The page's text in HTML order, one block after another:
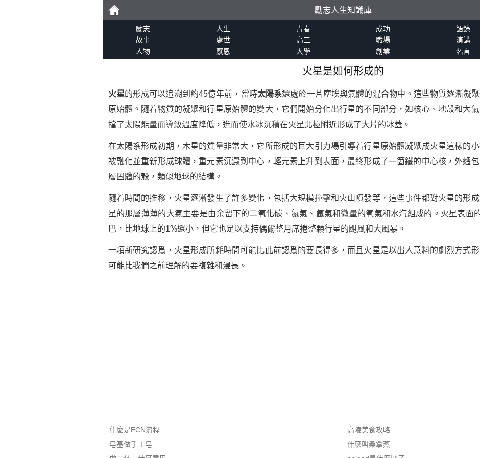
勵
勵志人生知識庫
勵志 人生 青春 成功 語錄
故事
處世 高三 職場 演講
人物
感恩 大學 創業 名言
火星是如何形成的
火星的形成可以追溯到約45億年前，當時太陽系還處於一片塵埃與氣體的混合物中。這些物質逐漸凝
原始體。隨着物質的凝聚和行星原始體的變大，它們開始分化出行星的不同部分，如核心、地殼和大
擋了太陽能量而導致溫度降低，進而使水冰沉積在火星北極附近形成了大片的冰蓋。
在太陽系形成初期，木星的質量非常大，它所形成的巨大引力場引導着行星原始體凝聚成火星這樣的
被融化並重新形成球體，重元素沉澱到中心，輕元素上升到表面，最終形成了一箇鐵的中心核，外麪
層固體的殼，類似地球的結構。
隨着時間的推移，火星逐漸發生了許多變化，包括大規模撞擊和火山噴發等，這些事件都對火星的形
星的那層薄薄的大氣主要是由余留下的二氧化碳、氮氣、氬氣和微量的氧氣和水汽組成的。火星表面
巴，比地球上的1%還小，但它也足以支持偶爾整月席捲整顆行星的颶風和大風暴。
一項新研究認爲，火星形成所耗時間可能比此前認爲的要長得多，而且火星是以出人意料的劇烈方式
可能比我們之前理解的要複雜和漫長。
什麼是ECN流程
皂基做手工皂
高陵美食攻略
什麼叫桑拿蒸